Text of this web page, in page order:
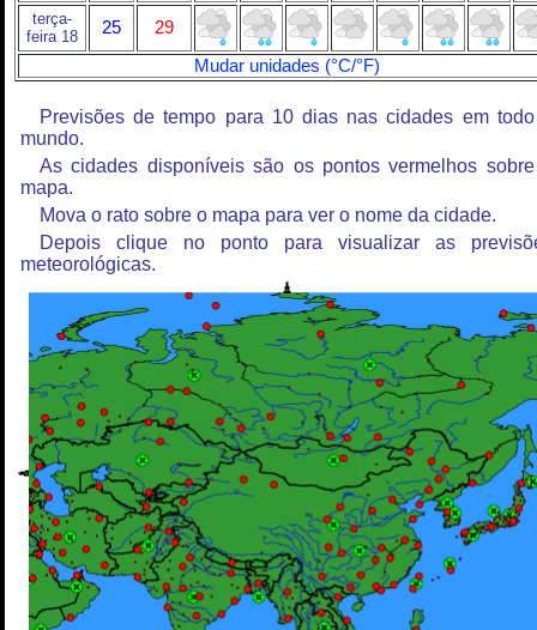
terça-
feira 18
25
29
Mudar unidades (°C/°F)
Previsões de tempo para 10 dias nas cidades em
mundo.
As cidades disponíveis são os pontos vermelhos
mapa.
Mova o rato sobre o mapa para ver o nome da cidade.
Depois clique no ponto para visualizar as
meteorológicas.